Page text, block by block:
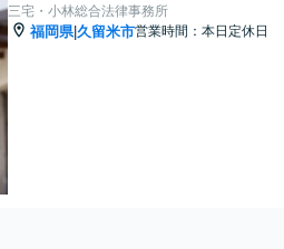
三宅・小林総合法律事務所
福岡県|久留米市営業時間：本日定休日